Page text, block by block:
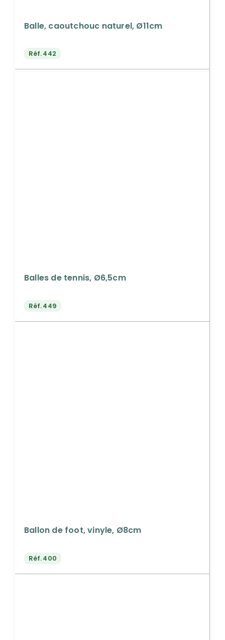
Balle, caoutchouc naturel, Ø11cm
Réf.442
Balles de tennis, Ø6,5cm
Réf.449
Ballon de foot, vinyle, Ø8cm
Réf.400